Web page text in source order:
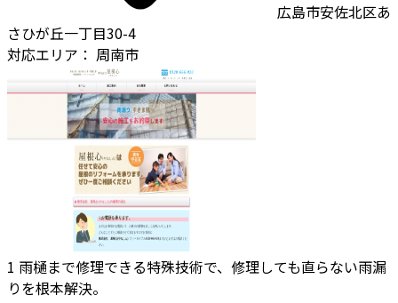
広島市安佐北区あ
さひが丘一丁目30-4
対応エリア： 周南市
1 雨樋まで修理できる特殊技術で、修理しても直らない雨漏
りを根本解決。